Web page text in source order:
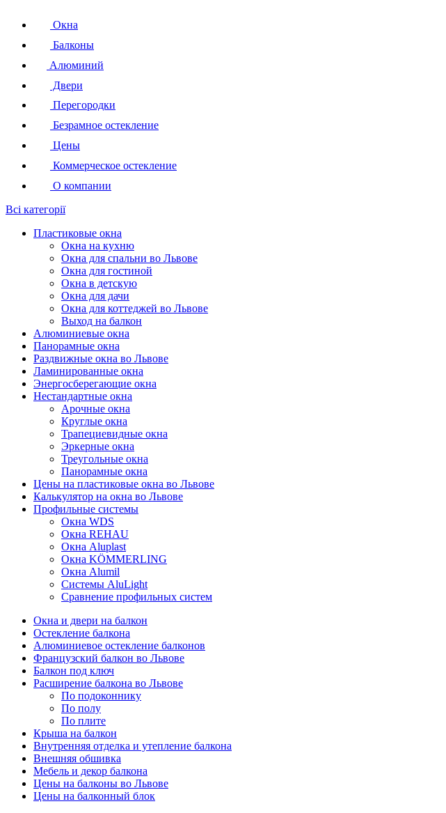
Окна
Балконы
Алюминий
Двери
Перегородки
Безрамное остекление
Цены
Коммерческое остекление
О компании
Всі категорії
Пластиковые окна
Окна на кухню
Окна для спальни во Львове
Окна для гостиной
Окна в детскую
Окна для дачи
Окна для коттеджей во Львове
Выход на балкон
Алюминиевые окна
Панорамные окна
Раздвижные окна во Львове
Ламинированные окна
Энергосберегающие окна
Нестандартные окна
Арочные окна
Круглые окна
Трапециевидные окна
Эркерные окна
Треугольные окна
Панорамные окна
Цены на пластиковые окна во Львове
Калькулятор на окна во Львове
Профильные системы
Окна WDS
Окна REHAU
Окна Aluplast
Окна KÖMMERLING
Окна Alumil
Системы AluLight
Сравнение профильных систем
Окна и двери на балкон
Остекление балкона
Алюминиевое остекление балконов
Французский балкон во Львове
Балкон под ключ
Расширение балкона во Львове
По подоконнику
По полу
По плите
Крыша на балкон
Внутренняя отделка и утепление балкона
Внешняя обшивка
Мебель и декор балкона
Цены на балконы во Львове
Цены на балконный блок